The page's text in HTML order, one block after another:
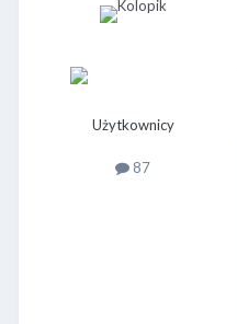
Użytkownicy
87